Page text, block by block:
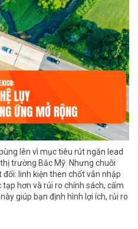
lên vì mục tiêu rút ngắn lead
trường Bắc Mỹ. Nhưng chuỗi
đối: linh kiện then chốt vẫn nhập
hơn và rủi ro chính sách, cấm
giúp bạn định hình lợi ích, rủi ro